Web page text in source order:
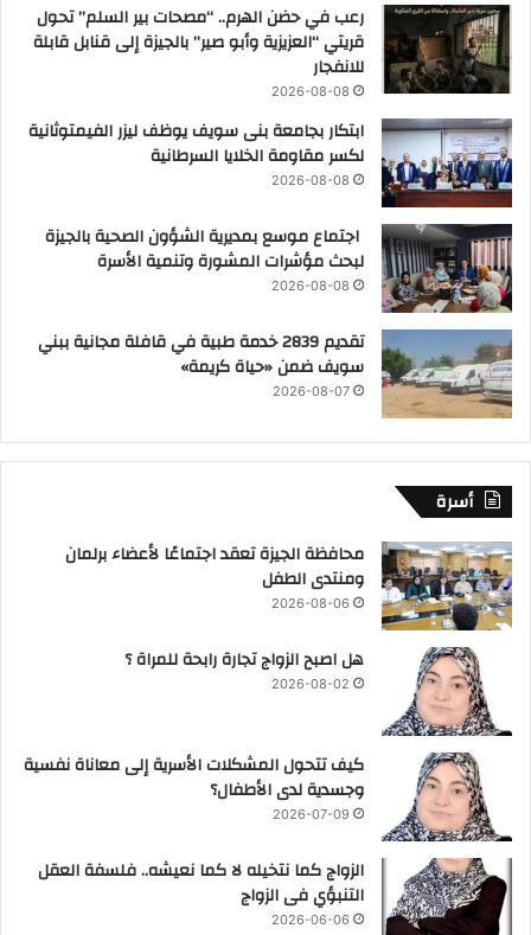
رعب في حضن الهرم.. “مصحات بير السلم” تحول
قريتي “العزيزية وأبو صير” بالجيزة إلى قنابل قابلة
للانفجار
2026-08-08
ابتكار بجامعة بنى سويف يوظف ليزر الفيمتوثانية
لكسر مقاومة الخلايا السرطانية
2026-08-08
اجتماع موسع بمديرية الشؤون الصحية بالجيزة
لبحث مؤشرات المشورة وتنمية الأسرة
2026-08-08
تقديم 2839 خدمة طبية في قافلة مجانية ببني
سويف ضمن «حياة كريمة»
2026-08-07
أسرة
محافظة الجيزة تعقد اجتماعًا لأعضاء برلمان
ومنتدى الطفل
2026-08-06
هل اصبح الزواج تجارة رابحة للمراة ؟
2026-08-02
كيف تتحول المشكلات الأسرية إلى معاناة نفسية
وجسدية لدى الأطفال؟
2026-07-09
الزواج كما نتخيله لا كما نعيشه.. فلسفة العقل
التنبؤي فى الزواج
2026-06-06